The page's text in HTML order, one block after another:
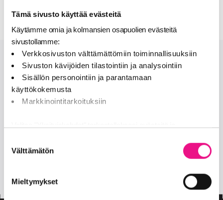
Tämä sivusto käyttää evästeitä
Käytämme omia ja kolmansien osapuolien evästeitä
sivustollamme:
Verkkosivuston välttämättömiin toiminnallisuuksiin
Sivuston kävijöiden tilastointiin ja analysointiin
Sisällön personointiin ja parantamaan
käyttökokemusta
Markkinointitarkoituksiin
Jaamme sosiaalisen median, mainosalan ja analytiikka-alan
kumppaneillemme tietoja siitä, miten käytät sivustoamme.
Kumppanimme voivat yhdistää näitä tietoja muihin tietoihin,
valinta
Välttämätön
Mieltymykset
Onko sinulla lisää kysymyksiä?
OTA MEIHIN YHTEYTTÄ
Seuraa meitä
facebook